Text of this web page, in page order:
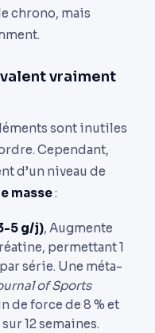
chrono, mais
vraiment
sont inutiles
Cependant,
d’un niveau de
masse:
5 g/j), Augmente
permettant 1
série. Une méta-
of Sports
de force de 8 % et
12 semaines.